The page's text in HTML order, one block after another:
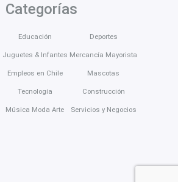
Categorías
Educación
Juguetes & Infantes
Empleos en Chile
Tecnología
Música Moda Arte
Deportes
Mercancía Mayorista
Mascotas
Construcción
Servicios y Negocios